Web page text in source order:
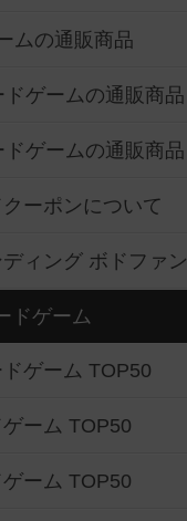
ムの通販商品
ゲームの通販商品
ゲームの通販商品
ーポンについて
ィング ボドファン
ドゲーム
ゲーム TOP50
ーム TOP50
ーム TOP50